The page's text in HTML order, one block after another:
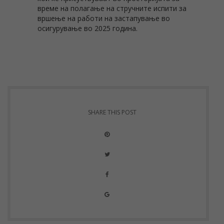
време на полагање на стручните испити за
вршење на работи на застапување во
осигурување во 2025 година.
SHARE THIS POST